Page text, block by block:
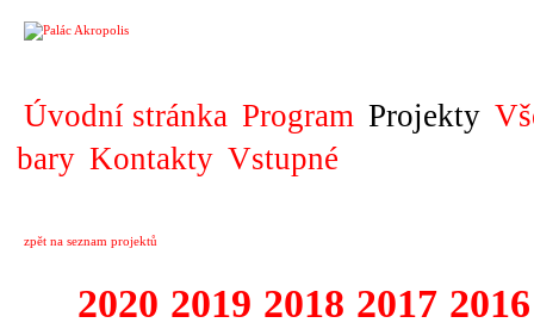
Úvodní stránka Program Projekty
bary Kontakty Vstupné
zpět na seznam projektů
2020 2019 2018 2017 2016